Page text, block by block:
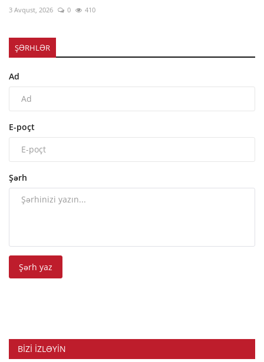
3 Avqust, 2026 0 410
ŞƏRHLƏR
Ad
E-poçt
Şərh
Şərh yaz
BIZI IZLƏYIN